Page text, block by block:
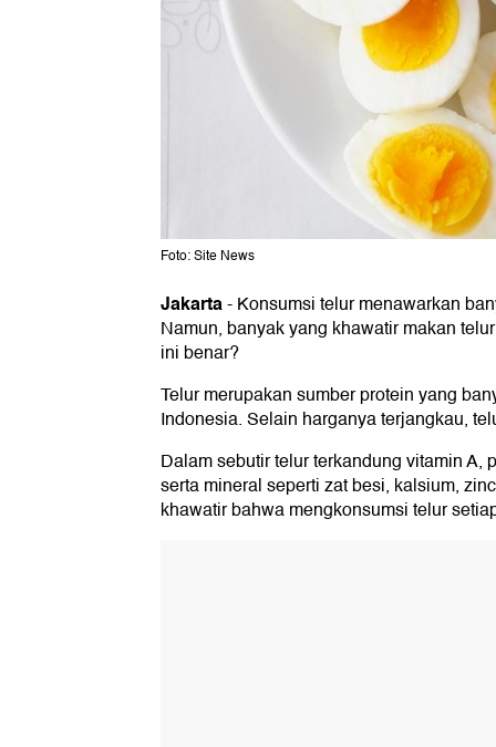
Foto: Site News
Jakarta-Konsumsi telur menawarkan
Namun, banyak yang khawatir makan
ini benar?
Telur merupakan sumber protein yang
Indonesia. Selain harganya terjangkau,
Dalam sebutir telur terkandung vitamin A,
serta mineral seperti zat besi, kalsium,
khawatir bahwa mengkonsumsi telur